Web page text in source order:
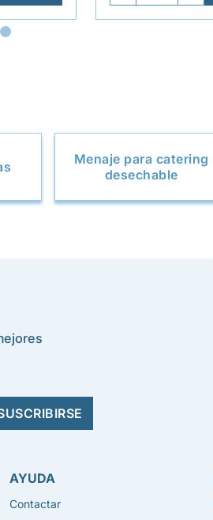
Menaje para catering
desechable
AYUDA
Contactar